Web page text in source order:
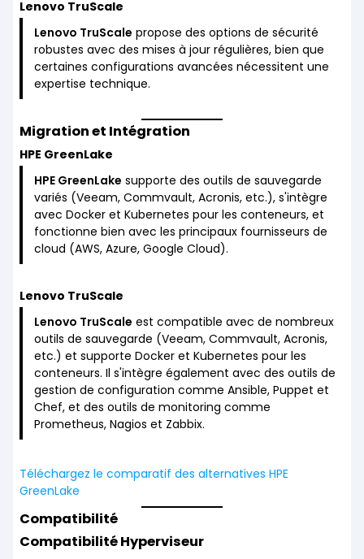
Lenovo TruScale
Lenovo TruScale propose des options de sécurité
robustes avec des mises à jour régulières, bien que
certaines configurations avancées nécessitent une
expertise technique.
Migration et Intégration
HPE GreenLake
HPE GreenLake supporte des outils de sauvegarde
variés (Veeam, Commvault, Acronis, etc.), s'intègre
avec Docker et Kubernetes pour les conteneurs, et
fonctionne bien avec les principaux fournisseurs de
cloud (AWS, Azure, Google Cloud).
Lenovo TruScale
Lenovo TruScale est compatible avec de nombreux
outils de sauvegarde (Veeam, Commvault, Acronis,
etc.) et supporte Docker et Kubernetes pour les
conteneurs. Il s'intègre également avec des outils de
gestion de configuration comme Ansible, Puppet et
Chef, et des outils de monitoring comme
Prometheus, Nagios et Zabbix.
Téléchargez le comparatif des alternatives HPE
GreenLake
Compatibilité
Compatibilité Hyperviseur